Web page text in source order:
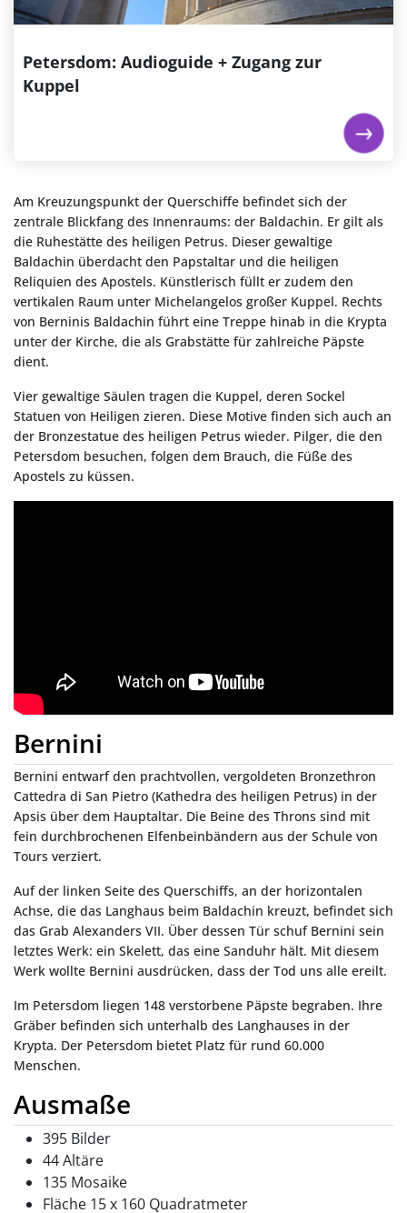
Petersdom: Audioguide + Zugang zur
Kuppel
historische Bedeutung der Kuppel sowie das
religiöse...
Jetzt buchen
Am Kreuzungspunkt der Querschiffe befindet sich der
zentrale Blickfang des Innenraums: der Baldachin. Er gilt als
die Ruhestätte des heiligen Petrus. Dieser gewaltige
Baldachin überdacht den Papstaltar und die heiligen
Reliquien des Apostels. Künstlerisch füllt er zudem den
vertikalen Raum unter Michelangelos großer Kuppel. Rechts
von Berninis Baldachin führt eine Treppe hinab in die Krypta
unter der Kirche, die als Grabstätte für zahlreiche Päpste
dient.
Vier gewaltige Säulen tragen die Kuppel, deren Sockel
Statuen von Heiligen zieren. Diese Motive finden sich auch an
der Bronzestatue des heiligen Petrus wieder. Pilger, die den
Petersdom besuchen, folgen dem Brauch, die Füße des
Apostels zu küssen.
Bernini
Bernini entwarf den prachtvollen, vergoldeten Bronzethron
Cattedra di San Pietro (Kathedra des heiligen Petrus) in der
Apsis über dem Hauptaltar. Die Beine des Throns sind mit
fein durchbrochenen Elfenbeinbändern aus der Schule von
Tours verziert.
Auf der linken Seite des Querschiffs, an der horizontalen
Achse, die das Langhaus beim Baldachin kreuzt, befindet sich
das Grab Alexanders VII. Über dessen Tür schuf Bernini sein
letztes Werk: ein Skelett, das eine Sanduhr hält. Mit diesem
Werk wollte Bernini ausdrücken, dass der Tod uns alle ereilt.
Im Petersdom liegen 148 verstorbene Päpste begraben. Ihre
Gräber befinden sich unterhalb des Langhauses in der
Krypta. Der Petersdom bietet Platz für rund 60.000
Menschen.
Ausmaße
395 Bilder
44 Altäre
135 Mosaike
Fläche 15 x 160 Quadratmeter